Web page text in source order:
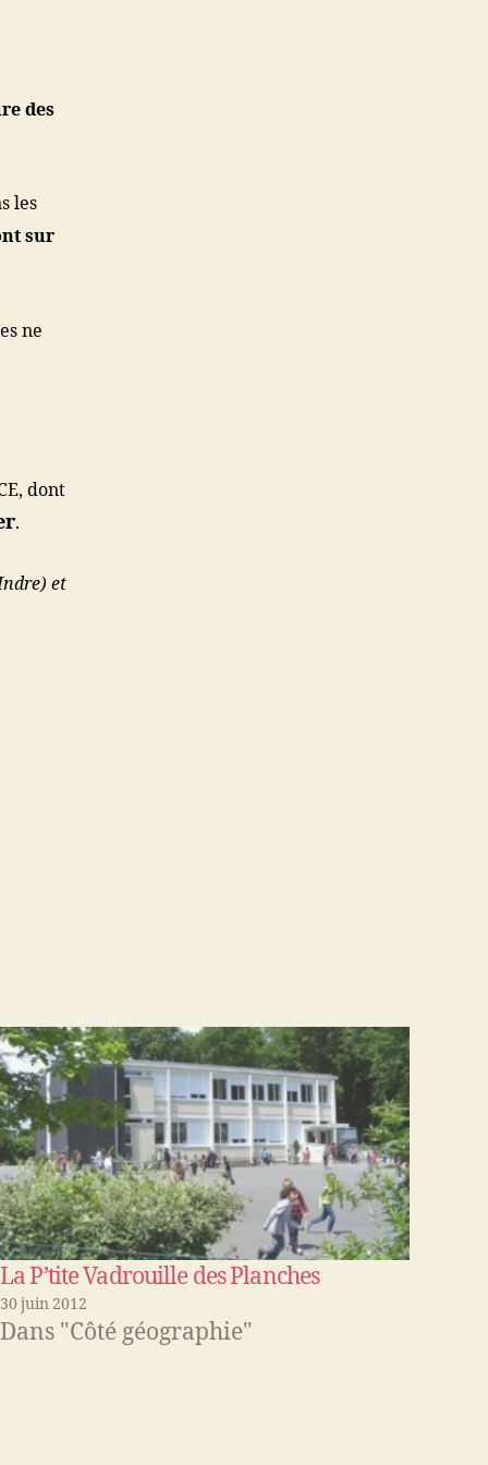
des
les
sur
ne
dont
.
et
La P’tite Vadrouille des Planches
30 juin 2012
Dans "Côté géographie"